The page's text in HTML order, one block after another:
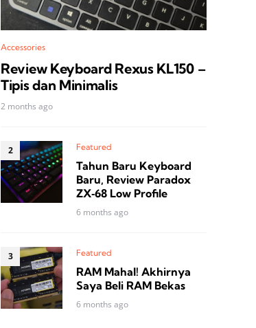
Accessories
Review Keyboard Rexus KL150 –
Tipis dan Minimalis
2 months ago
Featured
Tahun Baru Keyboard
Baru, Review Paradox
ZX‑68 Low Profile
6 months ago
Featured
RAM Mahal! Akhirnya
Saya Beli RAM Bekas
6 months ago